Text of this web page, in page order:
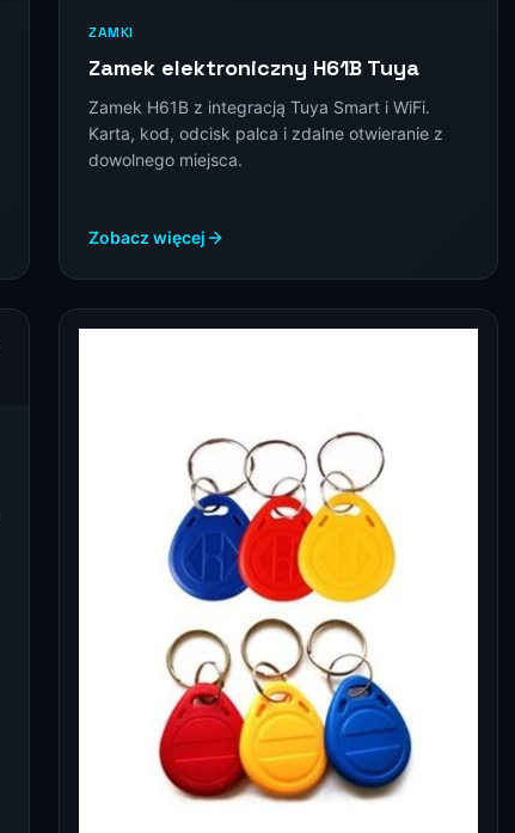
ZAMKI
Zamek elektroniczny H61B Tuya
Zamek H61B z integracją Tuya Smart i WiFi.
Karta, kod, odcisk palca i zdalne otwieranie z
dowolnego miejsca.
Zobacz więcej